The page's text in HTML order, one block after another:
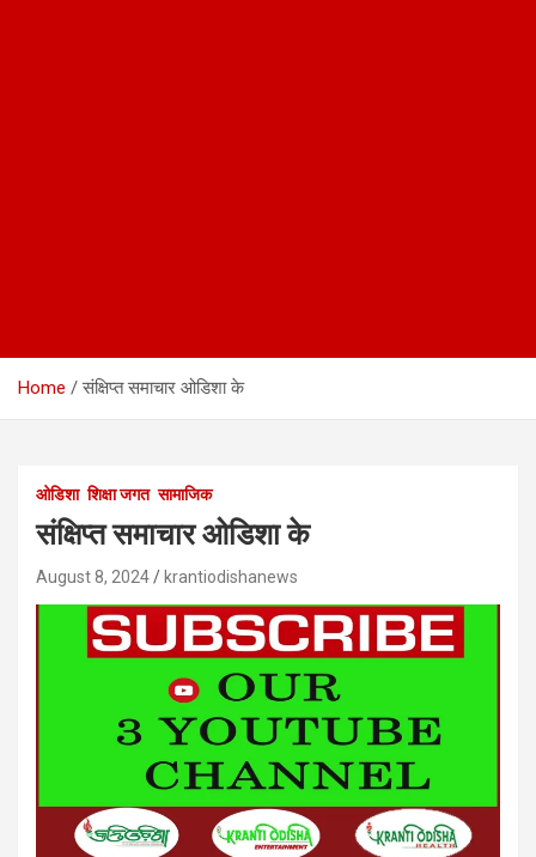
Home संक्षिप्त समाचार ओडिशा के
ओडिशा शिक्षा जगत सामाजिक
संक्षिप्त समाचार ओडिशा के
August 8, 2024 krantiodishanews